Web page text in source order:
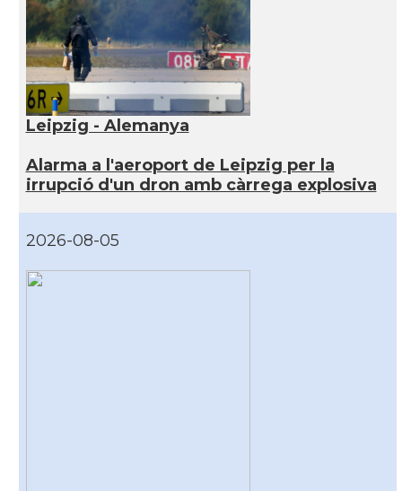
Leipzig - Alemanya
Alarma a l'aeroport de Leipzig per la
irrupció d'un dron amb càrrega explosiva
2026-08-05